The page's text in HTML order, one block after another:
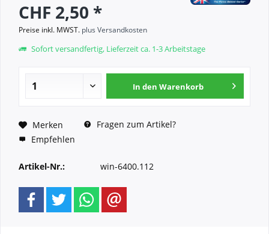
CHF 2,50 *
Preise inkl. MWST. plus Versandkosten
Sofort versandfertig, Lieferzeit ca. 1-3 Arbeitstage
In den Warenkorb
Merken
Fragen zum Artikel?
Empfehlen
Artikel-Nr.: win-6400.112